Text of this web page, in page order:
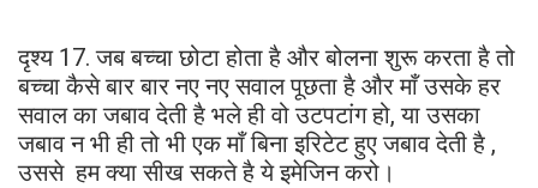
दृश्य 17. जब बच्चा छोटा होता है और बोलना शुरू करता है तो
बच्चा कैसे बार बार नए नए सवाल पूछता है और माँ उसके हर
सवाल का जबाव देती है भले ही वो उटपटांग हो, या उसका
जबाव न भी ही तो भी एक माँ बिना इरिटेट हुए जबाव देती है ,
उससे हम क्या सीख सकते है ये इमेजिन करो।